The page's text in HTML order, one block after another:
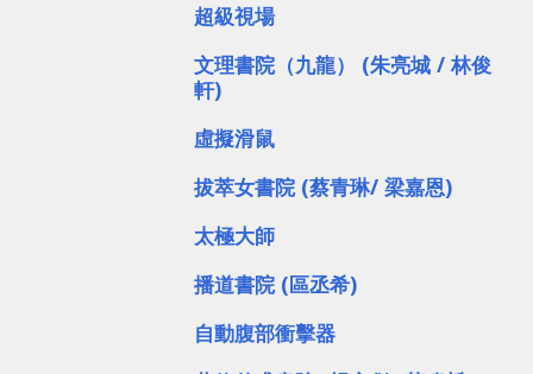
超級視場
文理書院（九龍） (朱亮城 / 林俊
軒)
虛擬滑鼠
拔萃女書院 (蔡青琳/ 梁嘉恩)
太極大師
播道書院 (區丞希)
自動腹部衝擊器